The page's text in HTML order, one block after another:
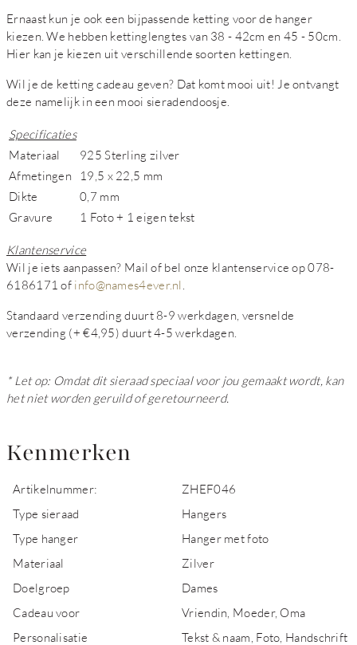
Ernaast kun je ook een bijpassende ketting voor de hanger
kiezen. We hebben kettinglengtes van 38 - 42cm en 45 - 50cm.
Hier kan je kiezen uit verschillende soorten kettingen.
Wil je de ketting cadeau geven? Dat komt mooi uit! Je ontvangt
deze namelijk in een mooi sieradendoosje.
Specificaties
Materiaal
925 Sterling zilver
Afmetingen
19,5 x 22,5 mm
Dikte
0,7 mm
Gravure
1 Foto + 1 eigen tekst
Klantenservice
Wil je iets aanpassen? Mail of bel onze klantenservice op 078-
6186171 of info@names4ever.nl
Standaard verzending duurt 8-9 werkdagen, versnelde
verzending (+ €4,95) duurt 4-5 werkdagen.
* Let op: Omdat dit sieraad speciaal voor jou gemaakt wordt, kan
het niet worden geruild of geretourneerd.
Kenmerken
Artikelnummer:
ZHEF046
Type sieraad
Hangers
Type hanger
Hanger met foto
Materiaal
Zilver
Doelgroep
Dames
Cadeau voor
Vriendin, Moeder, Oma
Personalisatie
Tekst & naam, Foto, Handschrift